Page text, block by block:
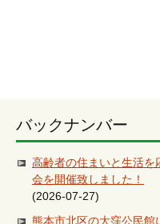
バックナンバー
高齢者の住まいと生活を
会を開催致しました！
(2026-07-27)
熊本市北区の大窪公民館